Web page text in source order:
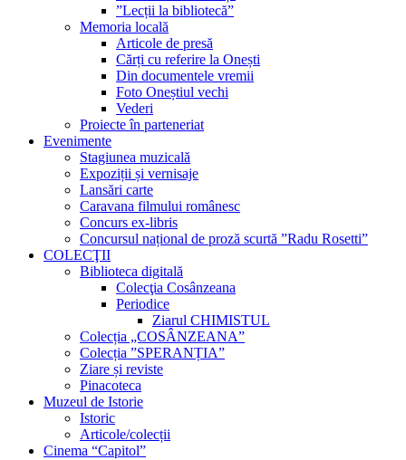
”Lecții la bibliotecă”
Memoria locală
Articole de presă
Cărți cu referire la Onești
Din documentele vremii
Foto Oneștiul vechi
Vederi
Proiecte în parteneriat
Evenimente
Stagiunea muzicală
Expoziții și vernisaje
Lansări carte
Caravana filmului românesc
Concurs ex-libris
Concursul național de proză scurtă ”Radu Rosetti”
COLECŢII
Biblioteca digitală
Colecţia Cosânzeana
Periodice
Ziarul CHIMISTUL
Colecția „COSÂNZEANA”
Colecția ”SPERANȚIA”
Ziare și reviste
Pinacoteca
Muzeul de Istorie
Istoric
Articole/colecții
Cinema “Capitol”